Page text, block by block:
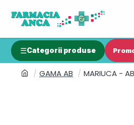
Categorii produse
GAMA AB MARIUCA -